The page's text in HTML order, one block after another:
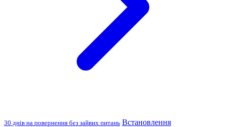
30 днів на повернення без зайвих питань Встановлення